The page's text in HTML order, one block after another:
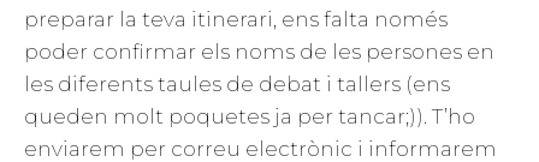
preparar la teva itinerari, ens falta només
poder confirmar els noms de les persones en
les diferents taules de debat i tallers (ens
queden molt poquetes ja per tancar;)). T’ho
enviarem per correu electrònic i informarem